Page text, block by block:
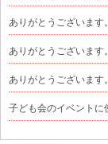
ありがとうございます
ありがとうございます
ありがとうございます
子ども会のイベントに